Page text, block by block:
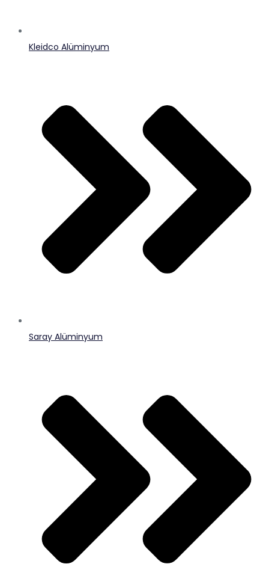
Kleidco Alüminyum
Saray Alüminyum